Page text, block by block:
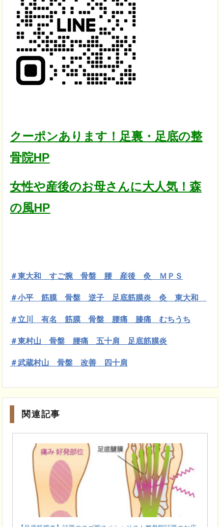
クーポンあります！足裏・足底の整
骨院HP
女性や産後のお母さんに大人気！森
の風HP
＃東大和 すご腕 骨盤 腰 産後 灸 ＭＰＳ
＃小平 筋膜骨盤 逆子 足底筋膜炎 灸 東大和
＃立川 有名 筋膜 骨盤 腰痛 膝痛 むちうち
＃東村山 骨盤 腰痛 五十肩 足底筋膜炎
＃武蔵村山 骨盤 改善 四十肩
関連記事